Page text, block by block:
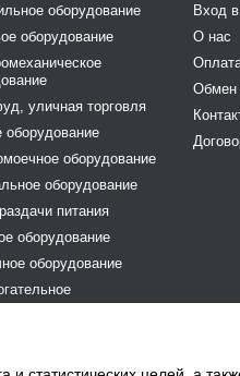
оборудование
оборудование
уличная торговля
оборудование
оборудование
оборудование
питания
оборудование
оборудование
и аксесуары
Вход
О нас
Обмен